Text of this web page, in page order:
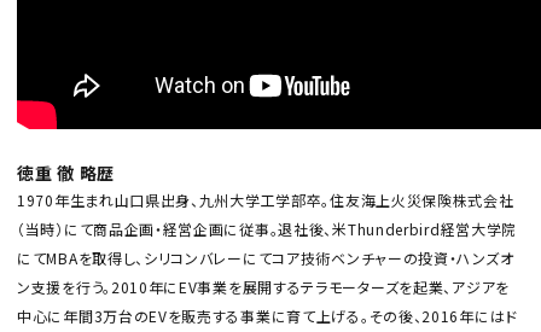
徳重 徹 略歴
1970年生まれ山口県出身、九州大学工学部卒。住友海上火災保険株式会社
（当時）にて商品企画・経営企画に従事。退社後、米Thunderbird経営大学院
にてMBAを取得し、シリコンバレーにてコア技術ベンチャーの投資・ハンズオ
ン支援を行う。2010年にEV事業を展開するテラモーターズを起業、アジアを
中心に年間3万台のEVを販売する事業に育て上げる。その後、2016年にはド